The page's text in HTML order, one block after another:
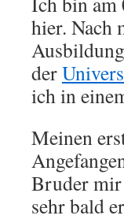
hier. Nach
der
ich in
Meinen
Bruder mir
sehr bald